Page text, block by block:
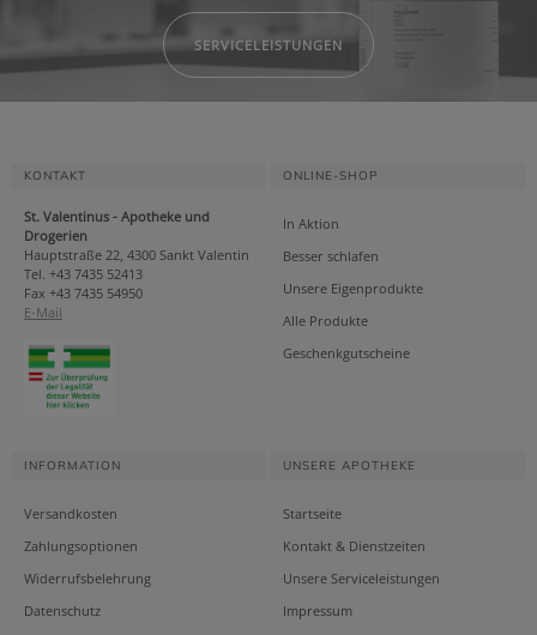
SERVICELEISTUNGEN
KONTAKT
St. Valentinus - Apotheke und
Drogerien
Hauptstraße 22, 4300 Sankt Valentin
Tel. +43 7435 52413
Fax +43 7435 54950
E-Mail
ONLINE-SHOP
In Aktion
Besser schlafen
Unsere Eigenprodukte
Alle Produkte
Geschenkgutscheine
INFORMATION
Versandkosten
Zahlungsoptionen
Widerrufsbelehrung
Datenschutz
UNSERE APOTHEKE
Startseite
Kontakt & Dienstzeiten
Unsere Serviceleistungen
Impressum